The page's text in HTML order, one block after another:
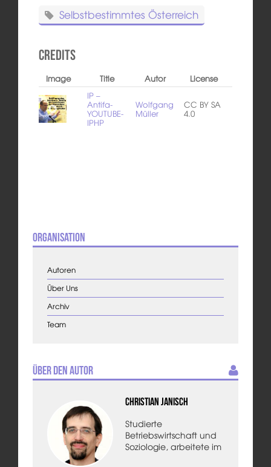
Selbstbestimmtes Österreich
Credits
Image Title Autor
License
IP –
Antifa-
YOUTUBE-
IPHP
Wolfgang
Müller
CC BY SA
4.0
Organisation
Autoren
Über Uns
Archiv
Team
Über den Autor
Christian Janisch
Studierte
Betriebswirtschaft und
Soziologie, arbeitete im